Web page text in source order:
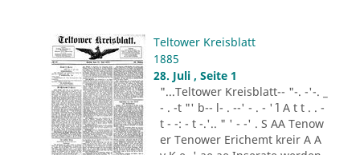
Teltower Kreisblatt
1885
28. Juli , Seite 1
"...Teltower Kreisblatt-- "-. -'-. _
- . -t "' b-- l- . --' - . - '´ l A t t . . -
t - -: - t -.'.. " ' - -' . S AA Tenow
er Tenower Erichemt kreir A A